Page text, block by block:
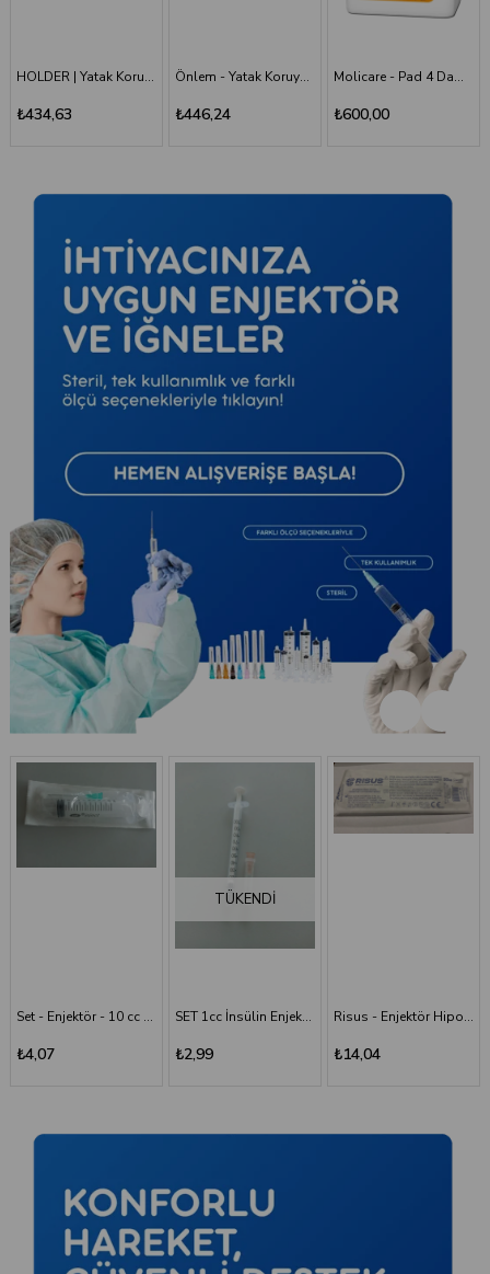
HOLDER | Yatak Koruyucu Serme Bez 60x90 30'LU Paket
₺434,63
Önlem - Yatak Koruyucu 60*90 - 30'lu Paket
₺446,24
Molicare - Pad 4 Damla - Mesane Pedi
₺600,00
Set - Enjektör - 10 cc - 3P - Yeşil İğne
₺4,07
TÜKENDI
SET 1cc İnsülin Enjektörü - 26G/0.45x13 mm
₺2,99
Risus - Enjektör Hipodermik İğneli Şırınga 50 ML - 3 Parça - 21G (0.80x38 mm)
₺14,04